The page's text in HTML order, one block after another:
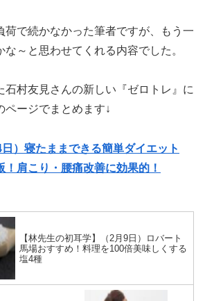
荷で続かなかった筆者ですが、もう一
な～と思わせてくれる内容でした。
石村友見さんの新しい『ゼロトレ』に
ページでまとめます↓
日）寝たままできる簡単ダイエット
！肩こり・腰痛改善に効果的！
【林先生の初耳学】（2月9日）ロバート
馬場おすすめ！料理を100倍美味しくする
塩4種